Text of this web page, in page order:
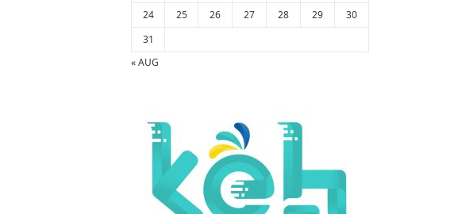
24
25 26 27 28 29
30
31
« AUG